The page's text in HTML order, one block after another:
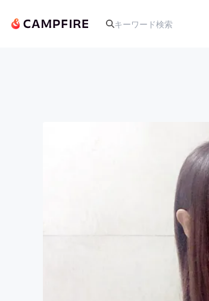
テクノロジー・ガジェ
ビジネス・起業
まちづくり・地域活性化